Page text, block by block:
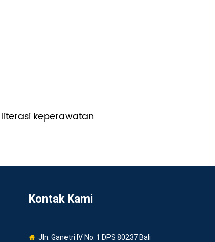
keperawatan
Kontak Kami
Jln. Ganetri IV No. 1 DPS 80237 Bali